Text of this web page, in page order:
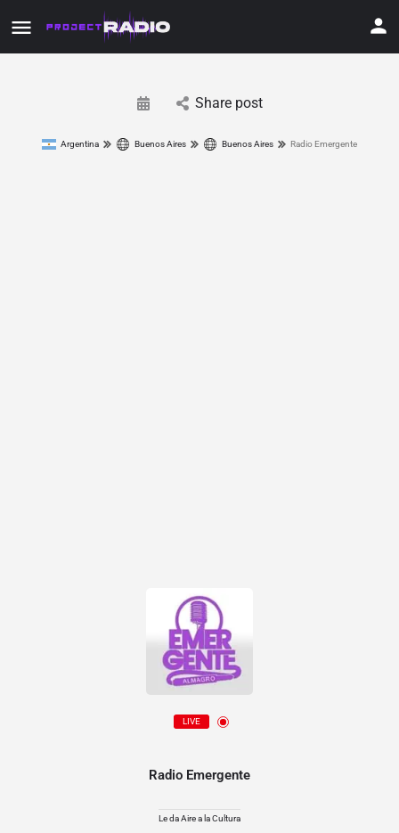
Share post
Argentina Buenos Aires Buenos Aires Radio Emergente
LIVE
Radio Emergente
Le da Aire a la Cultura